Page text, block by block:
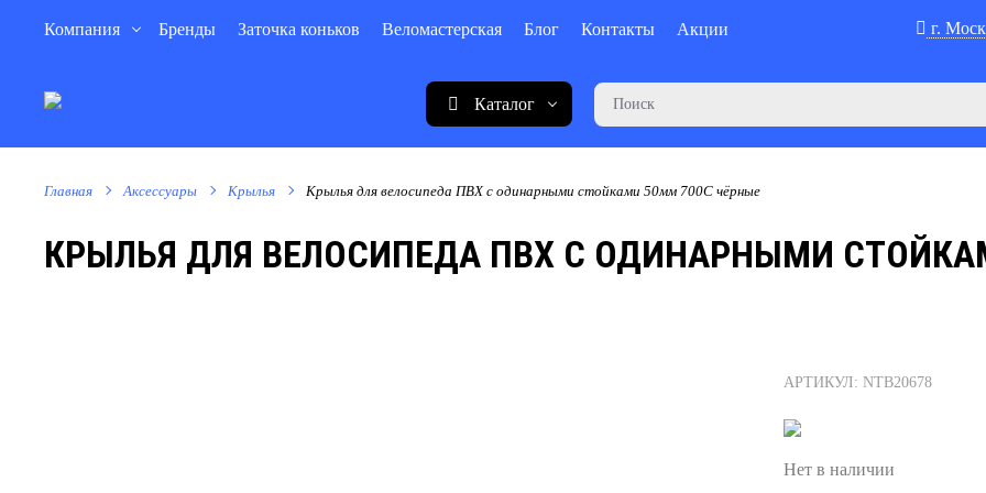
Компания Бренды Заточка коньков Веломастерская Блог Контакты Акции г.
Каталог
Главная Аксессуары Крылья Крылья для велосипеда ПВХ с одинарными стойками 50мм 700C чёрные
КРЫЛЬЯ ДЛЯ ВЕЛОСИПЕДА ПВХ С ОДИНАРНЫМИ
АРТИКУЛ: NTB20678
Нет в наличии